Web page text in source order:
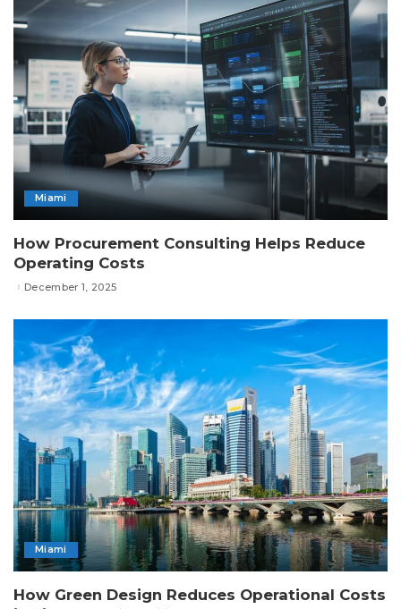
Miami
How Procurement Consulting Helps Reduce
Operating Costs
December 1, 2025
Miami
How Green Design Reduces Operational Costs